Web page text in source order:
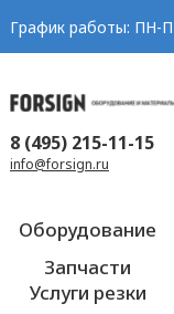
График работы: ПН-
8 (495) 215-11-15
info@forsign.ru
Оборудование
Запчасти
Услуги резки